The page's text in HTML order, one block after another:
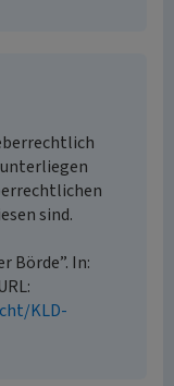
sind.
Börde”. In:
KLD-